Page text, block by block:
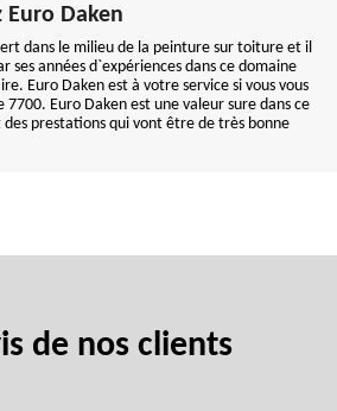
Euro Daken
dans le milieu de la peinture sur toiture et il
ses années d`expériences dans ce domaine
Euro Daken est à votre service si vous vous
Euro Daken est une valeur sure dans ce
prestations qui vont être de très bonne
de nos clients